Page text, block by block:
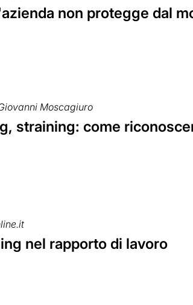
non protegge dal
Moscagiuro
straining: come
nel rapporto di lavoro